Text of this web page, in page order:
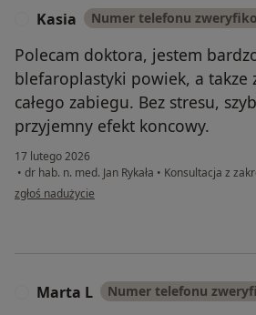
Kasia Numer telefonu
Polecam doktora, jestem
blefaroplastyki powiek, a takze
całego zabiegu. Bez stresu,
przyjemny efekt koncowy.
17 lutego 2026
• dr hab. n. med. Jan Rykała • Konsultacja z
w opinii użytkownika Kasia
zgłoś nadużycie
Marta L Numer telefonu